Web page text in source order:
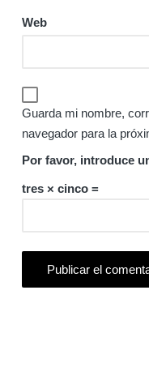
Web
Guarda mi nombre,
navegador para la
Por favor, introduce
tres × cinco =